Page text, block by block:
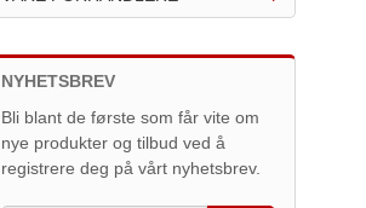
NYHETSBREV
Bli blant de første som får vite om
nye produkter og tilbud ved å
registrere deg på vårt nyhetsbrev.